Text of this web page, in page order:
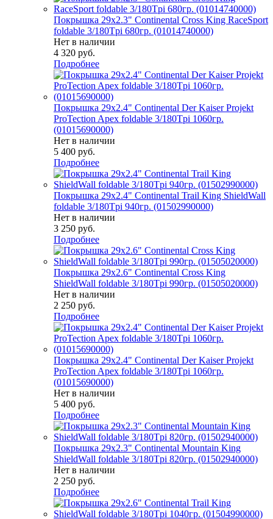
Покрышка 29x2.3" Continental Cross King RaceSport
foldable 3/180Tpi 680гр. (01014740000)
Нет в наличии
4 320 руб.
Подробнее
Покрышка 29x2.4" Continental Der Kaiser Projekt
ProTection Apex foldable 3/180Tpi 1060гр.
(01015690000)
Нет в наличии
5 400 руб.
Подробнее
Покрышка 29x2.4" Continental Trail King ShieldWall
foldable 3/180Tpi 940гр. (01502990000)
Нет в наличии
3 250 руб.
Подробнее
Покрышка 29x2.6" Continental Cross King
ShieldWall foldable 3/180Tpi 990гр. (01505020000)
Нет в наличии
2 250 руб.
Подробнее
Покрышка 29x2.4" Continental Der Kaiser Projekt
ProTection Apex foldable 3/180Tpi 1060гр.
(01015690000)
Нет в наличии
5 400 руб.
Подробнее
Покрышка 29x2.3" Continental Mountain King
ShieldWall foldable 3/180Tpi 820гр. (01502940000)
Нет в наличии
2 250 руб.
Подробнее